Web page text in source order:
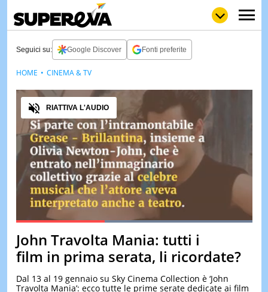
LOLGULP
LOVENEWS
QUIZ
&
TEST
LE
Seguici su: Google Discover Fonti preferite
Pause Unmute
Loaded:100.00%
Audio
RIATTIVA L'AUDIO
John Travolta Mania: tutti i
film in prima serata, li ricordate?
Dal 13 al 19 gennaio su Sky Cinema Collection è ‘John
Travolta Mania’: ecco tutte le prime serate dedicate ai film
HOME CINEMA & TV